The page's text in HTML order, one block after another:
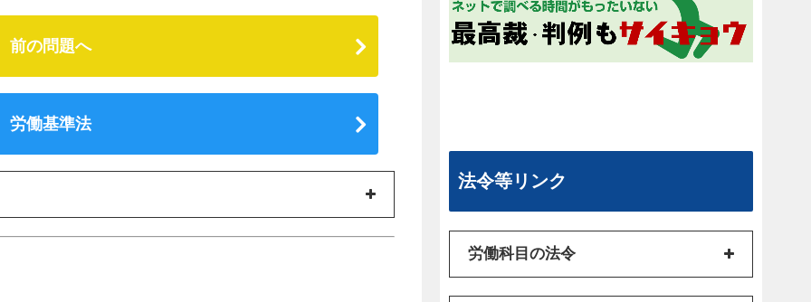
の問題へ
働基準法
法令等リンク
労働科目の法令